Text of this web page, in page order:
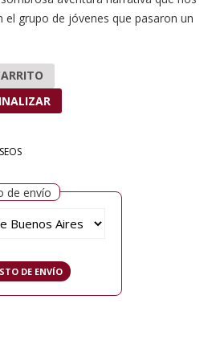
grupo de jóvenes que pasaron un
cantidad
de envío